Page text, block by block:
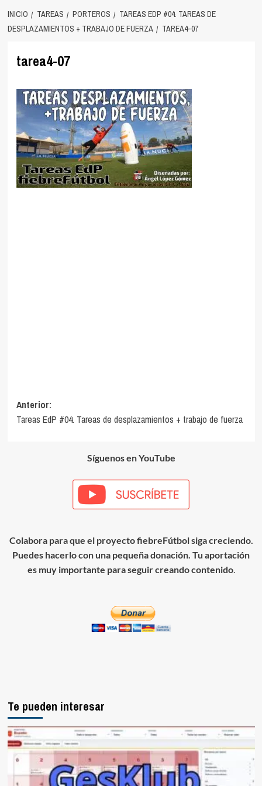
INICIO TAREAS PORTEROS
TAREAS EDP #04. TAREAS DE
DESPLAZAMIENTOS + TRABAJO DE FUERZA
TAREA4-07
tarea4-07
Navegación
de
Anterior:
Tareas EdP #04. Tareas de desplazamientos + trabajo de fuerza
Síguenos en YouTube
Colabora para que el proyecto fiebreFútbol siga creciendo.
Puedes hacerlo con una pequeña donación. Tu aportación
es muy importante para seguir creando contenido.
Te pueden interesar